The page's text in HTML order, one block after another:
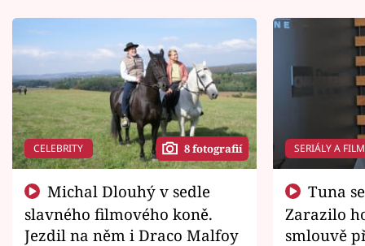
CELEBRITY 8 fotografií
slavného filmového koně.
Jezdil na něm i Draco Malfoy
SERIÁLY A
Zarazilo
smlouvě